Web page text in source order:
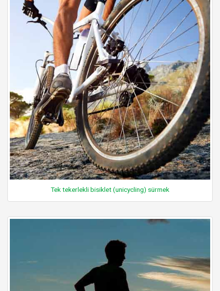
Tek tekerlekli bisiklet (unicycling) sürmek